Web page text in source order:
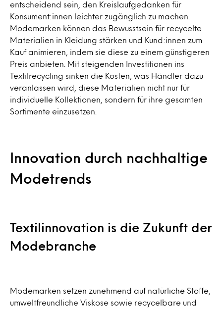
entscheidend sein, den Kreislaufgedanken für
Konsument:innen leichter zugänglich zu machen.
Modemarken können das Bewusstsein für recycelte
Materialien in Kleidung stärken und Kund:innen zum
Kauf animieren, indem sie diese zu einem günstigeren
Preis anbieten. Mit steigenden Investitionen ins
Textilrecycling sinken die Kosten, was Händler dazu
veranlassen wird, diese Materialien nicht nur für
individuelle Kollektionen, sondern für ihre gesamten
Sortimente einzusetzen.
Innovation durch nachhaltige
Modetrends
Textilinnovation is die Zukunft der
Modebranche
Modemarken setzen zunehmend auf natürliche Stoffe,
umweltfreundliche Viskose sowie recycelbare und